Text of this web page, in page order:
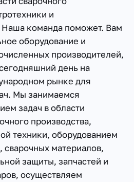
74
и
команда поможет. Вам
оборудование и
производителей,
день на
рынке для
Мы занимаемся
задач в области
производства,
техники, оборудованием
сварочных материалов,
защиты, запчастей и
осуществляем